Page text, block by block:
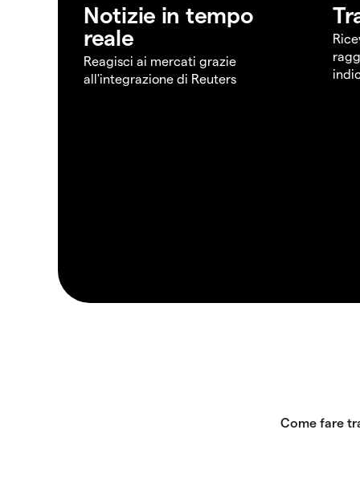
Notizie in tempo
reale
Reagisci ai mercati grazie
all'integrazione di Reuters